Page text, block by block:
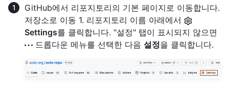
GitHub에서 리포지토리의 기본 페이지로 이동합니다.
저장소로 이동 1. 리포지토리 이름 아래에서
Settings를 클릭합니다. "설정" 탭이 표시되지 않으면
드롭다운 메뉴를 선택한 다음 설정을 클릭합니다.